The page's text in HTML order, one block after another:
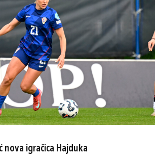
nova igračica Hajduka